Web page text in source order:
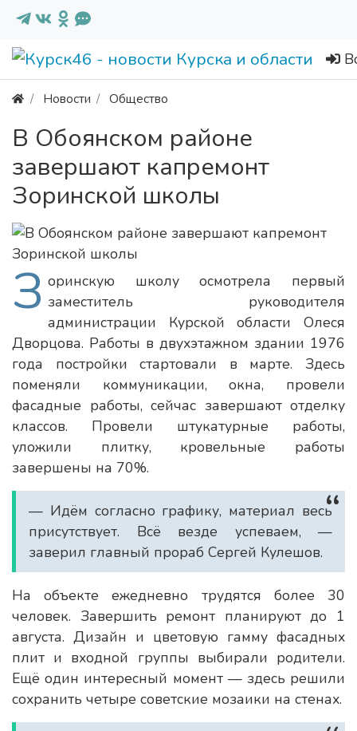
Новости Общество
В Обоянском районе
завершают капремонт
Зоринской школы
З оринскую школу осмотрела первый
заместитель руководителя
администрации Курской области Олеся
Дворцова. Работы в двухэтажном здании 1976
года постройки стартовали в марте. Здесь
поменяли коммуникации, окна, провели
фасадные работы, сейчас завершают отделку
классов. Провели штукатурные работы,
уложили плитку, кровельные работы
завершены на 70%.
— Идём согласно графику, материал весь
присутствует. Всё везде успеваем, —
заверил главный прораб Сергей Кулешов.
На объекте ежедневно трудятся более 30
человек. Завершить ремонт планируют до 1
августа. Дизайн и цветовую гамму фасадных
плит и входной группы выбирали родители.
Ещё один интересный момент — здесь решили
сохранить четыре советские мозаики на стенах.